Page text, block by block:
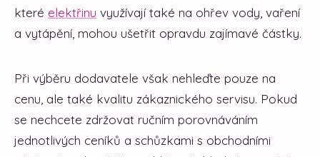
které elektřinu využívají také na ohřev vody, vaření
a vytápění, mohou ušetřit opravdu zajímavé částky.
Při výběru dodavatele však nehleďte pouze na
cenu, ale také kvalitu zákaznického servisu. Pokud
se nechcete zdržovat ručním porovnáváním
jednotlivých ceníků a schůzkami s obchodními